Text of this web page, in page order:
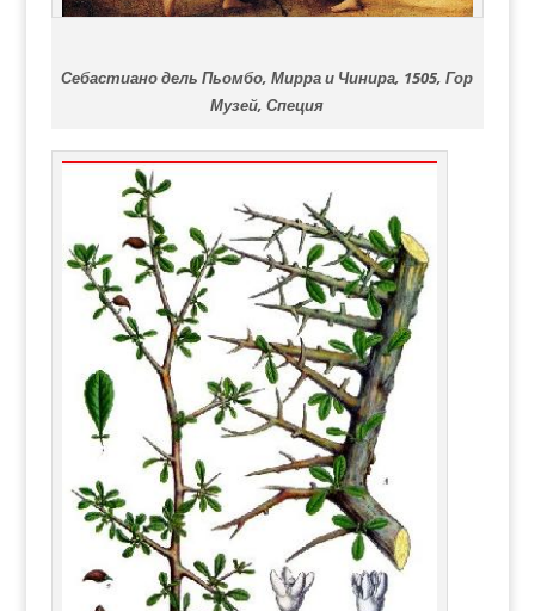
Себастиано дель Пьомбо, Мирра и Чинира, 1505, Гор
Музей, Специя